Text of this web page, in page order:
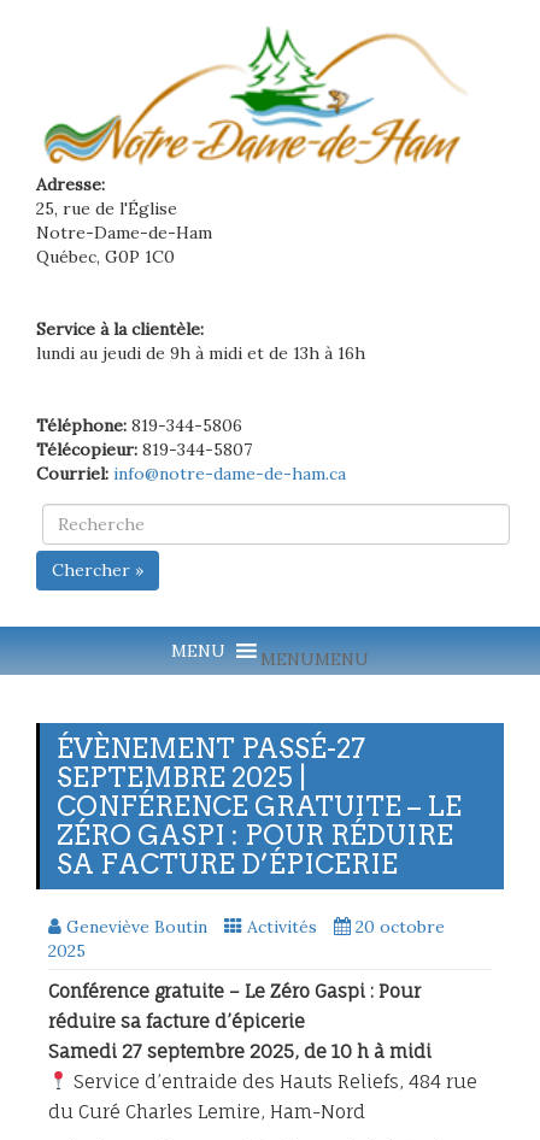
Adresse:
25, rue de l'Église
Notre-Dame-de-Ham
Québec, G0P 1C0
Service à la clientèle:
lundi au jeudi de 9h à midi et de 13h à 16h
Téléphone: 819-344-5806
Télécopieur: 819-344-5807
Courriel: info@notre-dame-de-ham.ca
Chercher »
MENUMENU
ÉVÈNEMENT PASSÉ-27
SEPTEMBRE 2025 |
CONFÉRENCE GRATUITE – LE
ZÉRO GASPI : POUR RÉDUIRE
SA FACTURE D’ÉPICERIE
Geneviève Boutin Activités
20 octobre
2025
Conférence gratuite – Le Zéro Gaspi : Pour
réduire sa facture d’épicerie
Samedi 27 septembre 2025, de 10 h à midi
Service d’entraide des Hauts Reliefs, 484 rue
du Curé Charles Lemire, Ham-Nord